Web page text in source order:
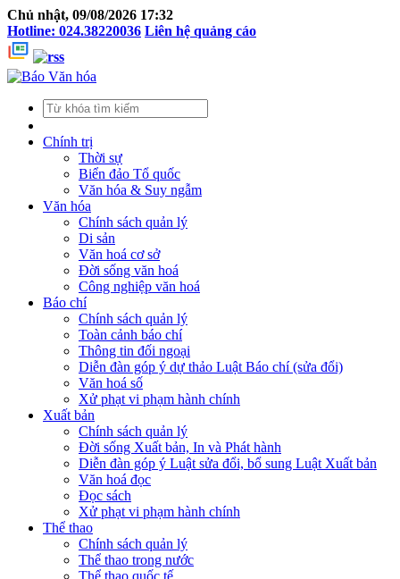
Chủ nhật, 09/08/2026 17:32
Hotline: 024.38220036 Liên hệ quảng cáo
Chính trị
Thời sự
Biển đảo Tổ quốc
Văn hóa & Suy ngẫm
Văn hóa
Chính sách quản lý
Di sản
Văn hoá cơ sở
Đời sống văn hoá
Công nghiệp văn hoá
Báo chí
Chính sách quản lý
Toàn cảnh báo chí
Thông tin đối ngoại
Diễn đàn góp ý dự thảo Luật Báo chí (sửa đổi)
Văn hoá số
Xử phạt vi phạm hành chính
Xuất bản
Chính sách quản lý
Đời sống Xuất bản, In và Phát hành
Diễn đàn góp ý Luật sửa đổi, bổ sung Luật Xuất bản
Văn hoá đọc
Đọc sách
Xử phạt vi phạm hành chính
Thể thao
Chính sách quản lý
Thể thao trong nước
Thể thao quốc tế